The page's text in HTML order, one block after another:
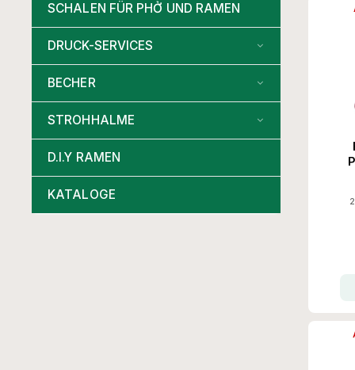
SCHALEN FÜR PHỞ UND RAMEN
DRUCK-SERVICES
BECHER
STROHHALME
D.I.Y RAMEN
KATALOGE